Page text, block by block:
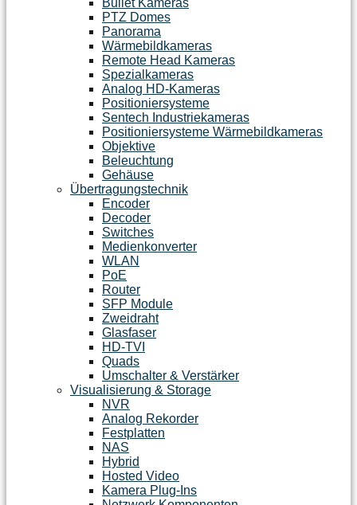
Bullet Kameras
PTZ Domes
Panorama
Wärmebildkameras
Remote Head Kameras
Spezialkameras
Analog HD-Kameras
Positioniersysteme
Sentech Industriekameras
Positioniersysteme Wärmebildkameras
Objektive
Beleuchtung
Gehäuse
Übertragungstechnik
Encoder
Decoder
Switches
Medienkonverter
WLAN
PoE
Router
SFP Module
Zweidraht
Glasfaser
HD-TVI
Quads
Umschalter & Verstärker
Visualisierung & Storage
NVR
Analog Rekorder
Festplatten
NAS
Hybrid
Hosted Video
Kamera Plug-Ins